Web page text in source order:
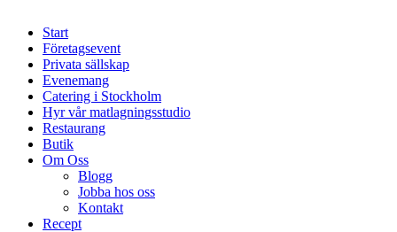
Start
Företagsevent
Privata sällskap
Evenemang
Catering i Stockholm
Hyr vår matlagningsstudio
Restaurang
Butik
Om Oss
Blogg
Jobba hos oss
Kontakt
Recept